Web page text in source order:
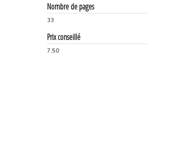
Nombre de pages
33
Prix conseillé
7,50